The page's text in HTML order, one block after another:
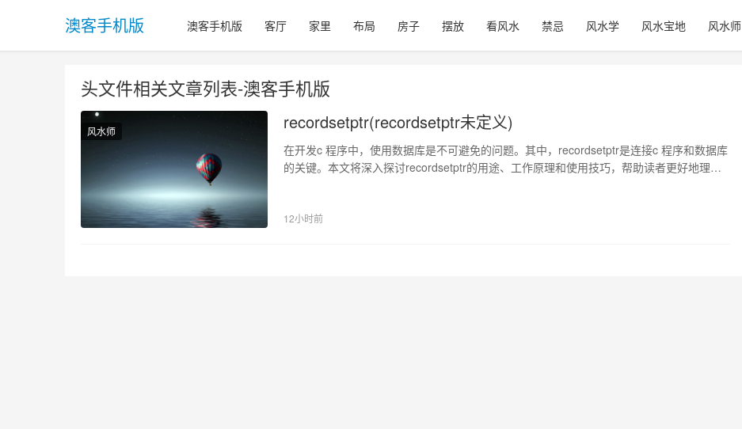
澳客手机版 澳客手机版 客厅 家里 布局 房子 摆放 看风水 禁忌 风水学 风水宝地 风水师
头文件相关文章列表-澳客手机版
风水师 recordsetptr(recordsetptr未定义)
在开发c 程序中，使用数据库是不可避免的问题。其中，recordsetptr是连接c 程序和数据库
的关键。本文将深入探讨recordsetptr的用途、工作原理和使用技巧，帮助读者更好地理解
12小时前